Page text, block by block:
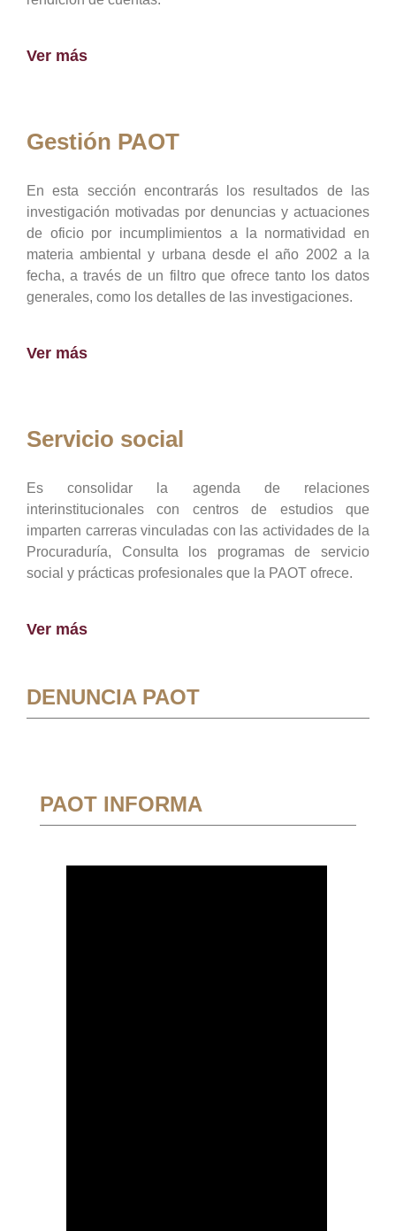
Ver más
Gestión PAOT
En esta sección encontrarás los resultados de las
investigación motivadas por denuncias y actuaciones
de oficio por incumplimientos a la normatividad en
materia ambiental y urbana desde el año 2002 a la
fecha, a través de un filtro que ofrece tanto los datos
generales, como los detalles de las investigaciones.
Ver más
Servicio social
Es consolidar la agenda de relaciones
interinstitucionales con centros de estudios que
imparten carreras vinculadas con las actividades de la
Procuraduría, Consulta los programas de servicio
social y prácticas profesionales que la PAOT ofrece.
Ver más
DENUNCIA PAOT
PAOT INFORMA